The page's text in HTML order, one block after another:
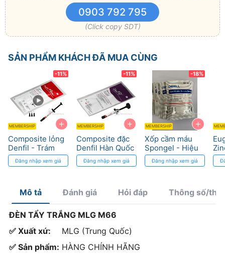
0903 792 795
(Click copy SDT)
SẢN PHẨM KHÁCH ĐÃ MUA CÙNG
+
-11%
MEMBERSHIP
Composite lỏng
Denfil - Trám
rãnh, dễ đánh
bóng, thẩm mỹ
Đăng nhập xem giá
+
-11%
MEMBERSHIP
Composite đặc
Denfil Hàn Quốc
- Trám Răng
Hàm
Đăng nhập xem giá
+
-18%
MEMBERSHIP
Xốp cầm máu
Spongel - Hiệu
quả cầm máu
cao
Đăng nhập xem giá
Mô tả Đánh giá Hỏi đáp Thông số/
ĐÈN TẨY TRẮNG MLG M66
✅ Xuất xứ:
MLG (Trung Quốc)
✅ Sản phẩm: HÀNG CHÍNH HÃNG